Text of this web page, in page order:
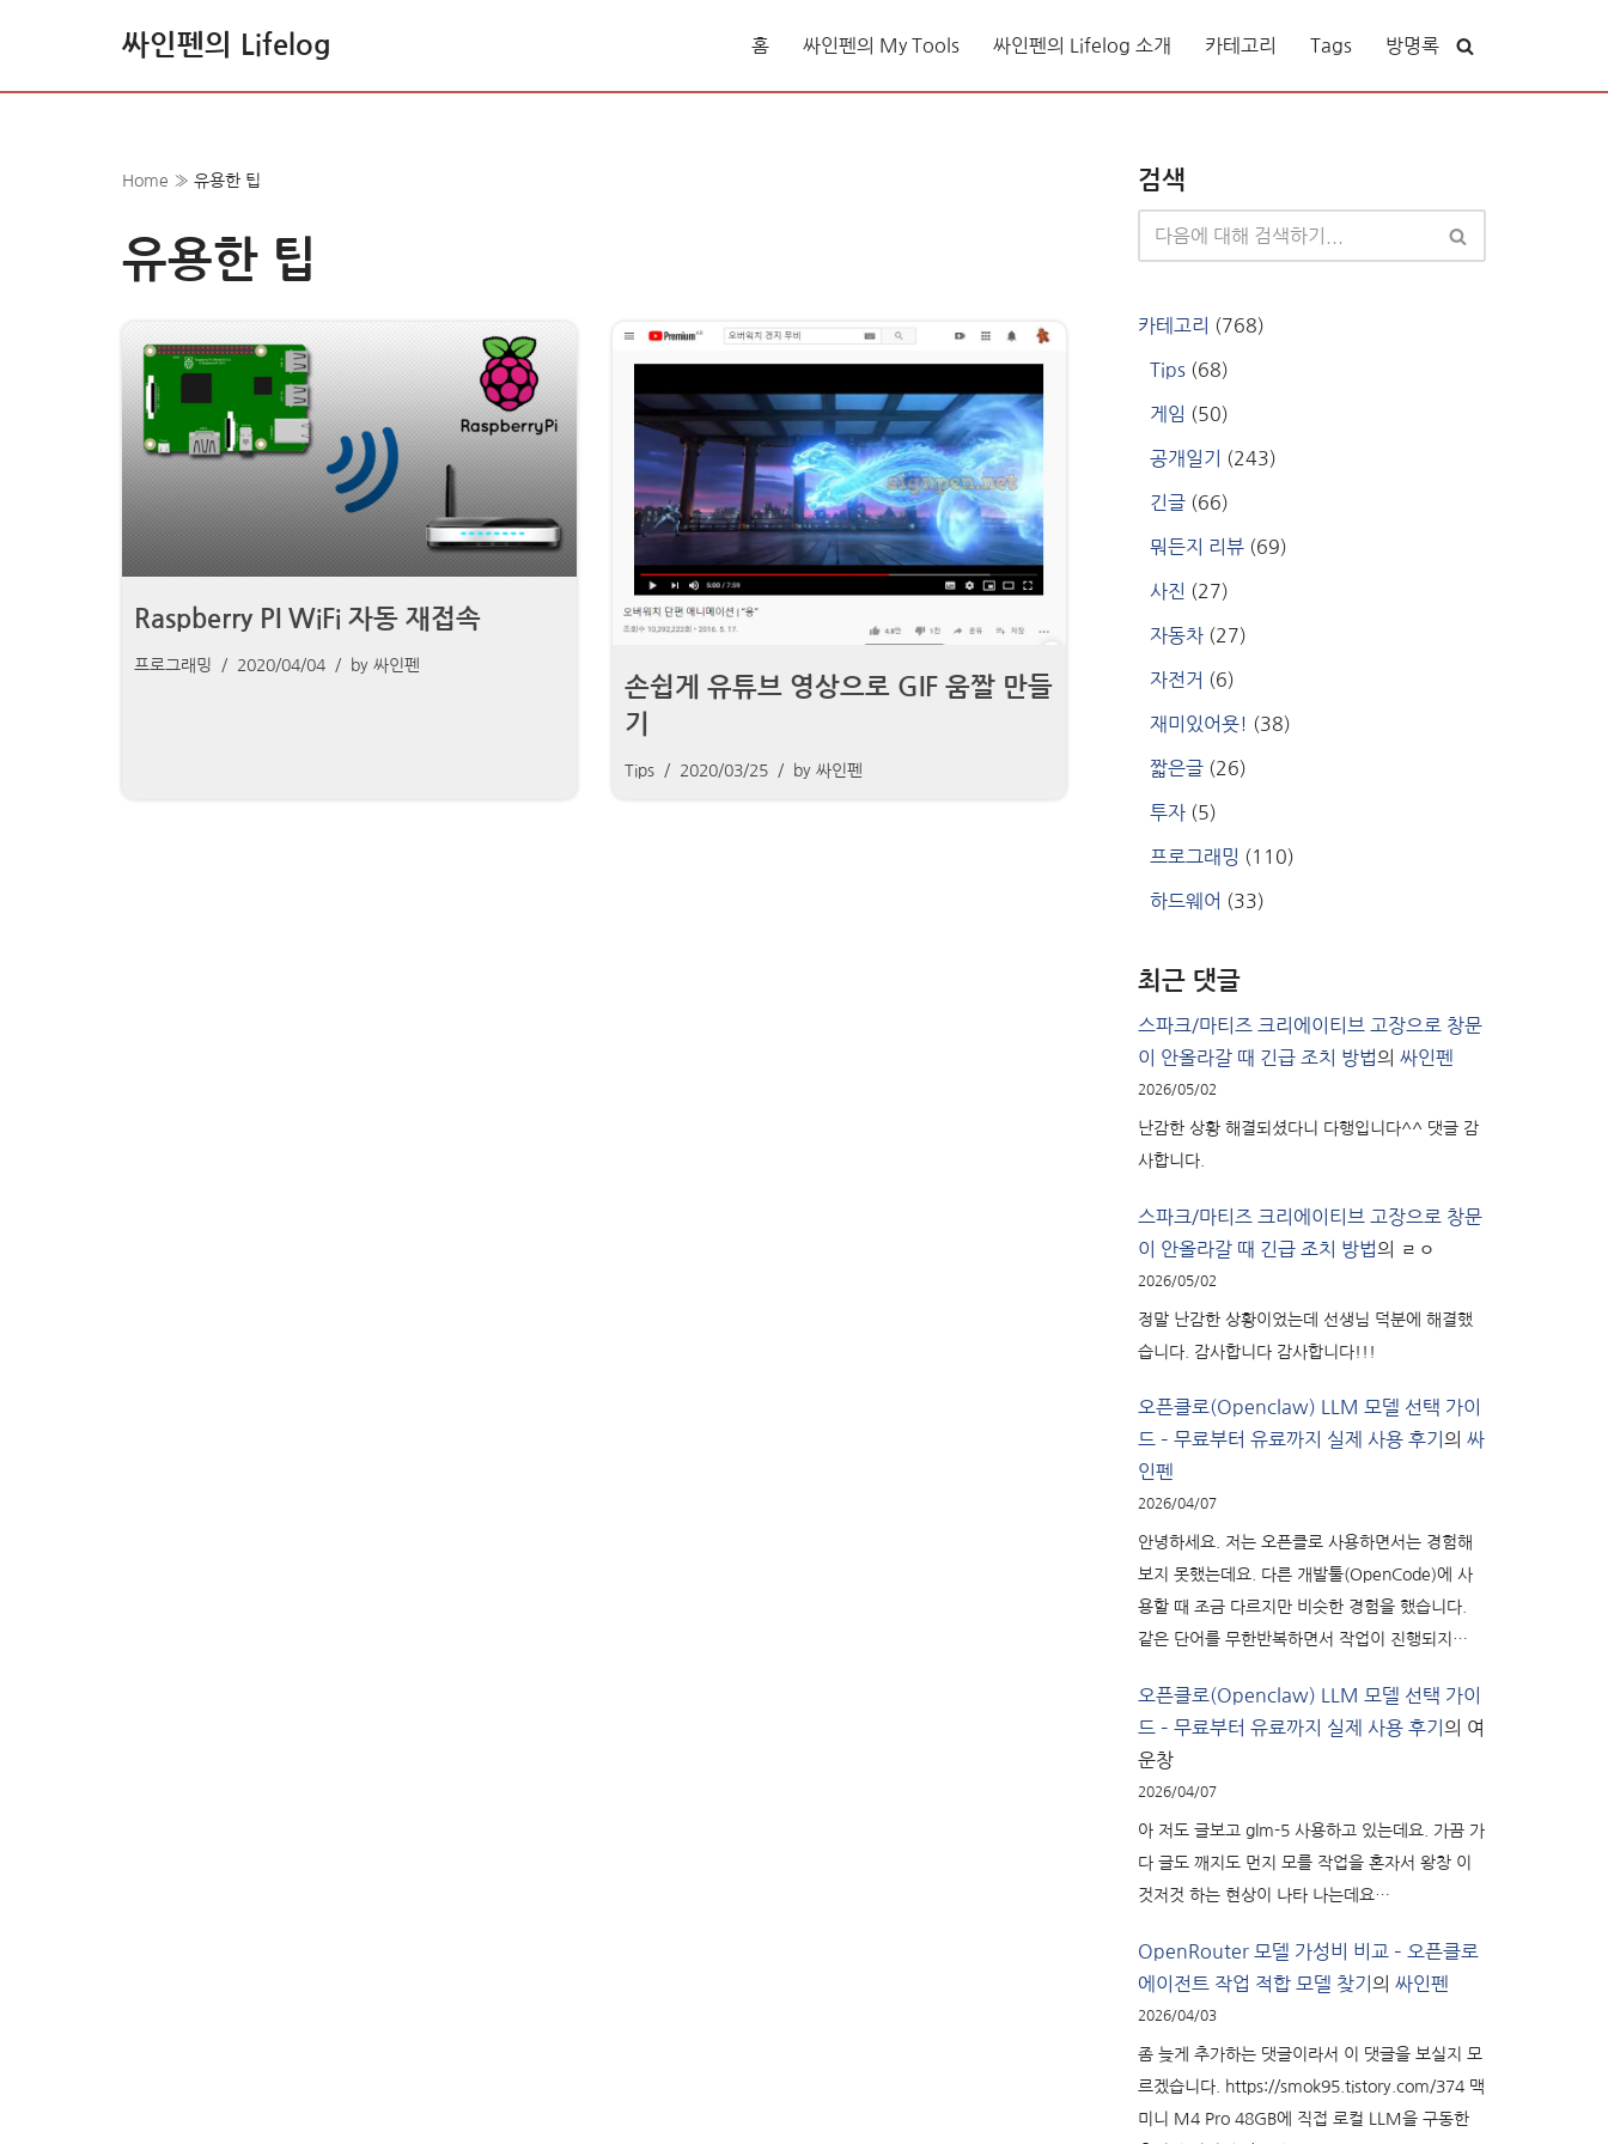
텐
싸인펜의 Lifelog 홈 싸인펜의 My Tools 싸인펜의 Lifelog 소개 카테고리 Tags 방명록
Home » 유용한 팁
유용한 팁
Raspberry PI WiFi 자동 재접속
프로그래밍 2020/04/04 by 싸인펜
손쉽게 유튜브 영상으로 GIF 움짤 만들
기
Tips 2020/03/25 by 싸인펜
검색
카테고리 (768)
Tips (68)
게임 (50)
공개일기 (243)
긴글 (66)
뭐든지 리뷰 (69)
사진 (27)
자동차 (27)
자전거 (6)
재미있어욧! (38)
짧은글 (26)
투자 (5)
프로그래밍 (110)
하드웨어 (33)
최근 댓글
스파크/마티즈 크리에이티브 고장으로 창문
이 안올라갈 때 긴급 조치 방법의 싸인펜
2026/05/02
난감한 상황 해결되셨다니 다행입니다^^ 댓글 감
사합니다.
스파크/마티즈 크리에이티브 고장으로 창문
이 안올라갈 때 긴급 조치 방법의 ㄹㅇ
2026/05/02
정말 난감한 상황이었는데 선생님 덕분에 해결했
습니다. 감사합니다 감사합니다!!!
오픈클로(Openclaw) LLM 모델 선택 가이
드 – 무료부터 유료까지 실제 사용 후기 의 싸
인펜
2026/04/07
안녕하세요. 저는 오픈클로 사용하면서는 경험해
보지 못했는데요. 다른 개발툴(OpenCode)에 사
용할 때 조금 다르지만 비슷한 경험을 했습니다.
같은 단어를 무한반복하면서 작업이 진행되지…
오픈클로(Openclaw) LLM 모델 선택 가이
드 – 무료부터 유료까지 실제 사용 후기 의 여
운창
2026/04/07
아 저도 글보고 glm-5 사용하고 있는데요. 가끔 가
다 글도 깨지도 먼지 모를 작업을 혼자서 왕창 이
것저것 하는 현상이 나타 나는데요…
OpenRouter 모델 가성비 비교 – 오픈클로
에이전트 작업 적합 모델 찾기 의 싸인펜
2026/04/03
좀 늦게 추가하는 댓글이라서 이 댓글을 보실지 모
르겠습니다. https://smok95.tistory.com/374 맥
미니 M4 Pro 48GB에 직접 로컬 LLM을 구동한